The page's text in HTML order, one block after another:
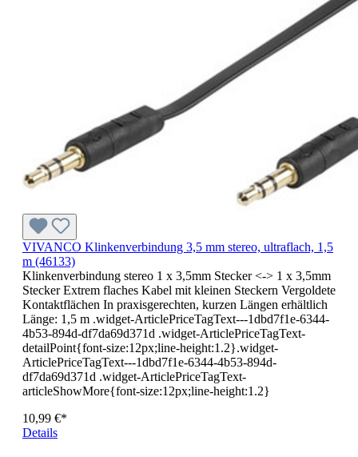
VIVANCO Klinkenverbindung 3,5 mm stereo, ultraflach, 1,5
m (46133)
Klinkenverbindung stereo 1 x 3,5mm Stecker <-> 1 x 3,5mm
Stecker Extrem flaches Kabel mit kleinen Steckern Vergoldete
Kontaktflächen In praxisgerechten, kurzen Längen erhältlich
Länge: 1,5 m .widget-ArticlePriceTagText---1dbd7f1e-6344-
4b53-894d-df7da69d371d .widget-ArticlePriceTagText-
detailPoint{font-size:12px;line-height:1.2}.widget-
ArticlePriceTagText---1dbd7f1e-6344-4b53-894d-
df7da69d371d .widget-ArticlePriceTagText-
articleShowMore{font-size:12px;line-height:1.2}
10,99 €*
Details